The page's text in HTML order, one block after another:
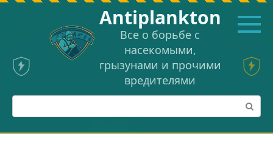
Перейти
Аntiplankton
Все о борьбе с
насекомыми,
грызунами и прочими
вредителями
Поиск: